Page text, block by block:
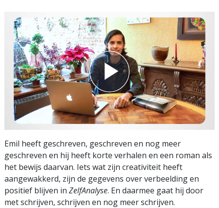
Emil heeft geschreven, geschreven en nog meer
geschreven en hij heeft korte verhalen en een roman als
het bewijs daarvan. Iets wat zijn creativiteit heeft
aangewakkerd, zijn de gegevens over verbeelding en
positief blijven in ZelfAnalyse. En daarmee gaat hij door
met schrijven, schrijven en nog meer schrijven.